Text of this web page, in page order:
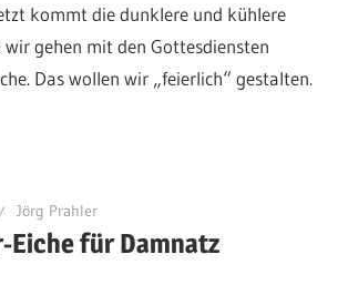
kommt die dunklere und kühlere
wir gehen mit den Gottesdiensten
Das wollen wir „feierlich“ gestalten.
Jörg Prahler
Eiche für Damnatz